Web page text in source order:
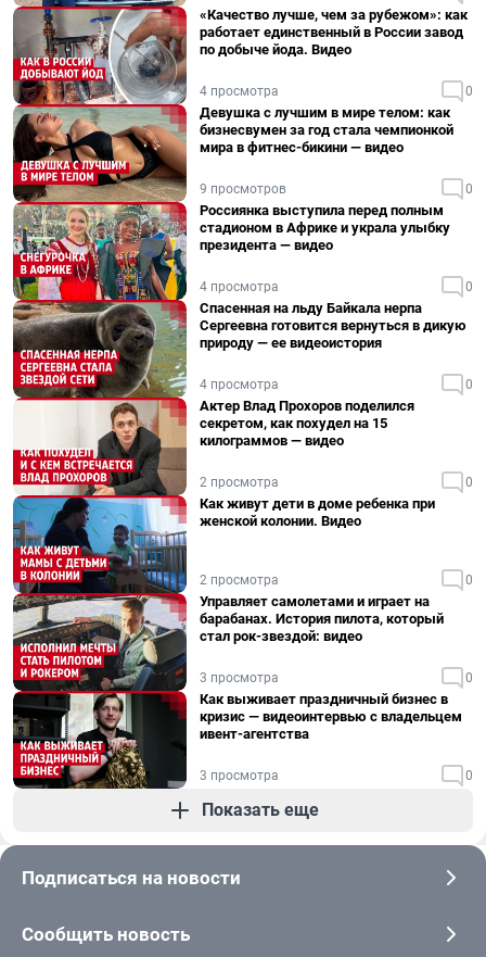
«Качество лучше, чем за рубежом»: как
работает единственный в России завод
по добыче йода. Видео
4 просмотра 0
Девушка с лучшим в мире телом: как
бизнесвумен за год стала чемпионкой
мира в фитнес-бикини — видео
9 просмотров 0
Россиянка выступила перед полным
стадионом в Африке и украла улыбку
президента — видео
4 просмотра 0
Спасенная на льду Байкала нерпа
Сергеевна готовится вернуться в дикую
природу — ее видеоистория
4 просмотра 0
Актер Влад Прохоров поделился
секретом, как похудел на 15
килограммов — видео
2 просмотра 0
Как живут дети в доме ребенка при
женской колонии. Видео
2 просмотра 0
Управляет самолетами и играет на
барабанах. История пилота, который
стал рок-звездой: видео
3 просмотра 0
Как выживает праздничный бизнес в
кризис — видеоинтервью с владельцем
ивент-агентства
3 просмотра 0
Показать еще
Подписаться на новости
Сообщить новость